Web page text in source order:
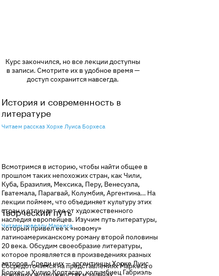
Курс закончился, но все лекции доступны
в записи. Смотрите их в удобное время —
доступ сохранится навсегда.
История и современность в
литературе
Читаем рассказ Хорхе Луиса Борхеса
Всмотримся в историю, чтобы найти общее в
прошлом таких непохожих стран, как Чили,
Куба, Бразилия, Мексика, Перу, Венесуэла,
Гватемала, Парагвай, Колумбия, Аргентина… На
лекции поймем, что объединяет культуру этих
стран и отличает ее от художественного
наследия европейцев. Изучим путь литературы,
который привел ее к «новому»
латиноамериканскому роману второй половины
20 века. Обсудим своеобразие литературы,
которое проявляется в произведениях разных
авторов. Среди них — аргентинцы Хорхе Луис
Борхес и Хулио Кортасар, колумбиец Габриэль
Творческий путь
Читаем новеллу Маркеса
Сосредоточимся на представлениях Маркеса о